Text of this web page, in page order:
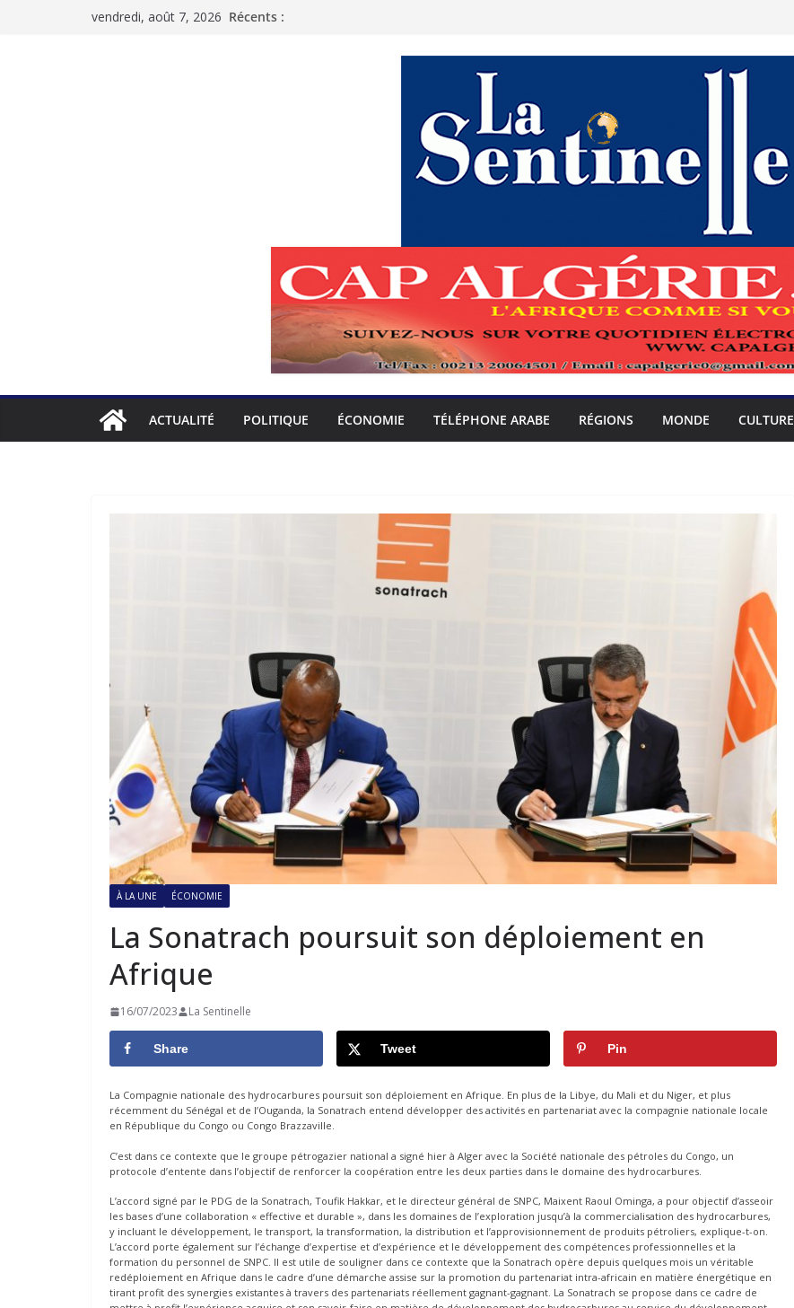
vendredi, août 7, 2026 Récents :
ACTUALITÉ POLITIQUE ÉCONOMIE TÉLÉPHONE ARABE RÉGIONS MONDE CULTURE
À LA UNE ÉCONOMIE
La Sonatrach poursuit son déploiement en
Afrique
16/07/2023 La Sentinelle
Share Tweet Pin
La Compagnie nationale des hydrocarbures poursuit son déploiement en Afrique. En plus de la Libye, du Mali et du Niger, et plus
récemment du Sénégal et de l’Ouganda, la Sonatrach entend développer des activités en partenariat avec la compagnie nationale locale
en République du Congo ou Congo Brazzaville.
C’est dans ce contexte que le groupe pétrogazier national a signé hier à Alger avec la Société nationale des pétroles du Congo, un
protocole d’entente dans l’objectif de renforcer la coopération entre les deux parties dans le domaine des hydrocarbures.
L’accord signé par le PDG de la Sonatrach, Toufik Hakkar, et le directeur général de SNPC, Maixent Raoul Ominga, a pour objectif d’asseoir
les bases d’une collaboration « effective et durable », dans les domaines de l’exploration jusqu’à la commercialisation des hydrocarbures,
y incluant le développement, le transport, la transformation, la distribution et l’approvisionnement de produits pétroliers, explique-t-on.
L’accord porte également sur l’échange d’expertise et d’expérience et le développement des compétences professionnelles et la
formation du personnel de SNPC. Il est utile de souligner dans ce contexte que la Sonatrach opère depuis quelques mois un véritable
redéploiement en Afrique dans le cadre d’une démarche assise sur la promotion du partenariat intra-africain en matière énergétique en
tirant profit des synergies existantes à travers des partenariats réellement gagnant-gagnant. La Sonatrach se propose dans ce cadre de